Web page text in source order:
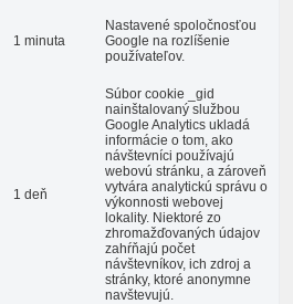
1 minuta
Nastavené spoločnosťou
Google na rozlíšenie
používateľov.
1 deň
Súbor cookie _gid
nainštalovaný službou
Google Analytics ukladá
informácie o tom, ako
návštevníci používajú
webovú stránku, a zároveň
vytvára analytickú správu o
výkonnosti webovej
lokality. Niektoré zo
zhromažďovaných údajov
zahŕňajú počet
návštevníkov, ich zdroj a
stránky, ktoré anonymne
navštevujú.